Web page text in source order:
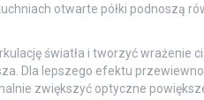
otwarte półki podnoszą
światła i tworzyć wrażenie
Dla lepszego efektu
zwiększyć optyczne